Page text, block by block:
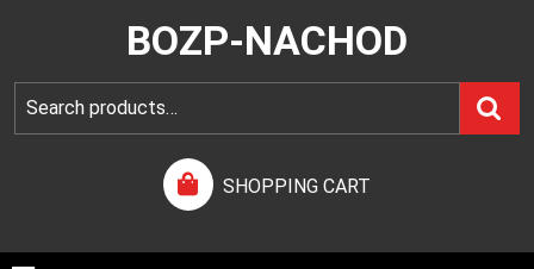
BOZP-NACHOD
SHOPPING CART